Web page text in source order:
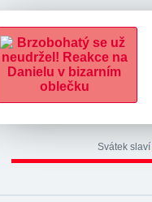
Svátek slaví